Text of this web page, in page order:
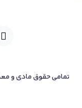
تمامی حقوق مادی و